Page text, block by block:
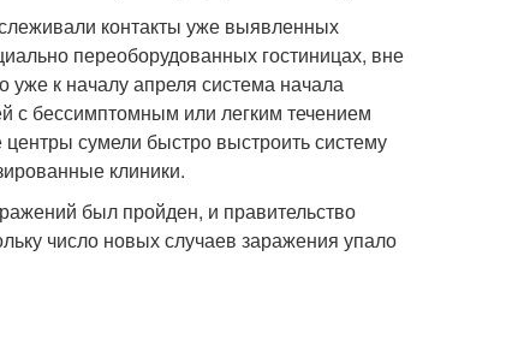
контакты уже выявленных
переоборудованных гостиницах, вне
уже к началу апреля система начала
с бессимптомным или легким течением
сумели быстро выстроить систему
клиники.
был пройден, и правительство
число новых случаев заражения упало